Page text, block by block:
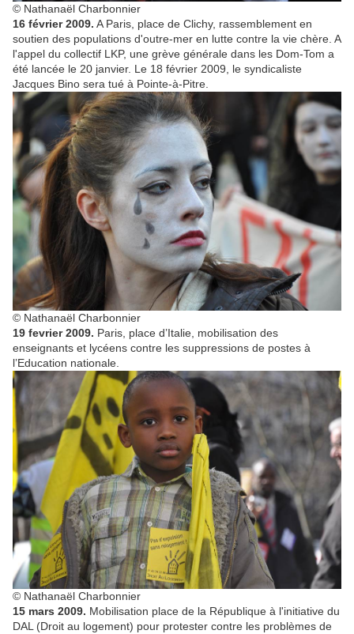
© Nathanaël Charbonnier
16 février 2009. A Paris, place de Clichy, rassemblement en
soutien des populations d'outre-mer en lutte contre la vie chère. A
l'appel du collectif LKP, une grève générale dans les Dom-Tom a
été lancée le 20 janvier. Le 18 février 2009, le syndicaliste
Jacques Bino sera tué à Pointe-à-Pitre.
© Nathanaël Charbonnier
19 fevrier 2009. Paris, place d’Italie, mobilisation des
enseignants et lycéens contre les suppressions de postes à
l’Education nationale.
© Nathanaël Charbonnier
15 mars 2009. Mobilisation place de la République à l'initiative du
DAL (Droit au logement) pour protester contre les problèmes de